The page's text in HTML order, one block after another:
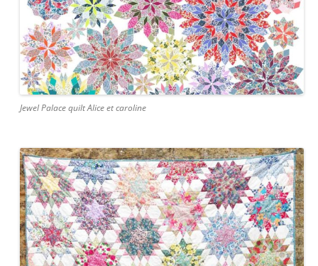
Jewel Palace quilt Alice et caroline